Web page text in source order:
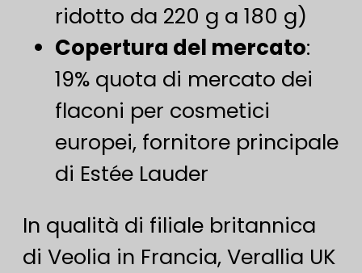
ridotto da 220 g a 180 g)
Copertura del mercato​:
19% quota di mercato dei
flaconi per cosmetici
europei, fornitore principale
di Estée Lauder
In qualità di filiale britannica
di Veolia in Francia, Verallia UK